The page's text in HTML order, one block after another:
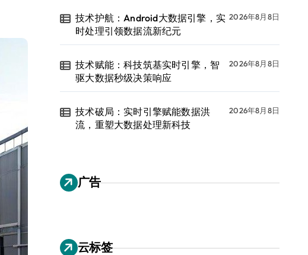
技术护航：Android大数据引擎，实
时处理引领数据流新纪元
2026年8月8日
技术赋能：科技筑基实时引擎，智
驱大数据秒级决策响应
2026年8月8日
技术破局：实时引擎赋能数据洪
流，重塑大数据处理新科技
2026年8月8日
广告
云标签